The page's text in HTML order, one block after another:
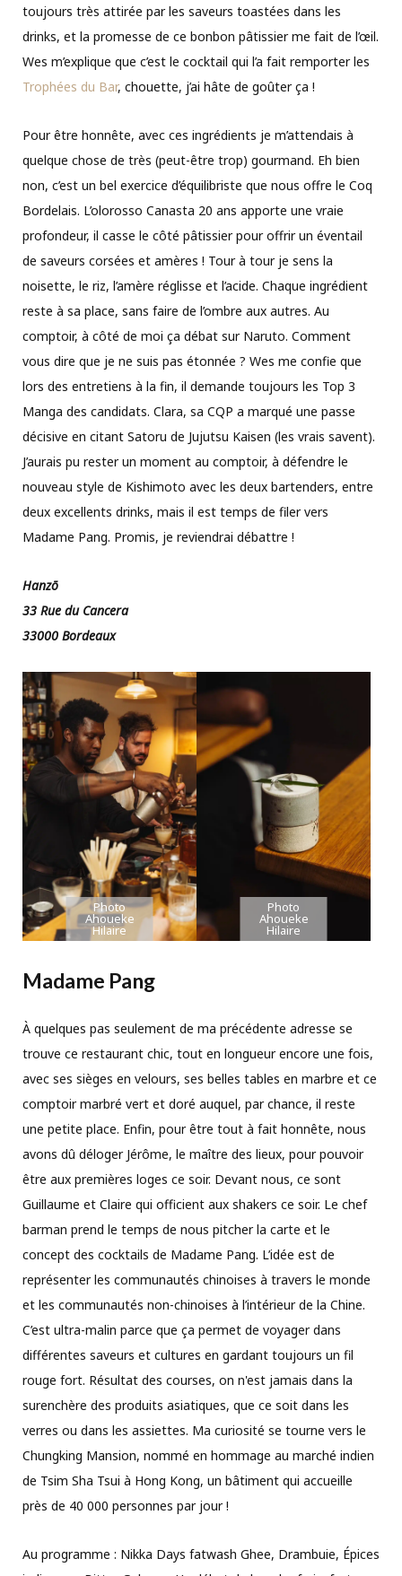
toujours très attirée par les saveurs toastées dans les
drinks, et la promesse de ce bonbon pâtissier me fait de l’œil.
Wes m’explique que c’est le cocktail qui l’a fait remporter les
Trophées du Bar, chouette, j’ai hâte de goûter ça !
Pour être honnête, avec ces ingrédients je m’attendais à
quelque chose de très (peut-être trop) gourmand. Eh bien
non, c’est un bel exercice d’équilibriste que nous offre le Coq
Bordelais. L’olorosso Canasta 20 ans apporte une vraie
profondeur, il casse le côté pâtissier pour offrir un éventail
de saveurs corsées et amères ! Tour à tour je sens la
noisette, le riz, l’amère réglisse et l’acide. Chaque ingrédient
reste à sa place, sans faire de l’ombre aux autres. Au
comptoir, à côté de moi ça débat sur Naruto. Comment
vous dire que je ne suis pas étonnée ? Wes me confie que
lors des entretiens à la fin, il demande toujours les Top 3
Manga des candidats. Clara, sa CQP a marqué une passe
décisive en citant Satoru de Jujutsu Kaisen (les vrais savent).
J’aurais pu rester un moment au comptoir, à défendre le
nouveau style de Kishimoto avec les deux bartenders, entre
deux excellents drinks, mais il est temps de filer vers
Madame Pang. Promis, je reviendrai débattre !
Hanzō
33 Rue du Cancera
33000 Bordeaux
Photo
Ahoueke
Hilaire
Photo
Ahoueke
Hilaire
Madame Pang
À quelques pas seulement de ma précédente adresse se
trouve ce restaurant chic, tout en longueur encore une fois,
avec ses sièges en velours, ses belles tables en marbre et ce
comptoir marbré vert et doré auquel, par chance, il reste
une petite place. Enfin, pour être tout à fait honnête, nous
avons dû déloger Jérôme, le maître des lieux, pour pouvoir
être aux premières loges ce soir. Devant nous, ce sont
Guillaume et Claire qui officient aux shakers ce soir. Le chef
barman prend le temps de nous pitcher la carte et le
concept des cocktails de Madame Pang. L’idée est de
représenter les communautés chinoises à travers le monde
et les communautés non-chinoises à l’intérieur de la Chine.
C’est ultra-malin parce que ça permet de voyager dans
différentes saveurs et cultures en gardant toujours un fil
rouge fort. Résultat des courses, on n'est jamais dans la
surenchère des produits asiatiques, que ce soit dans les
verres ou dans les assiettes. Ma curiosité se tourne vers le
Chungking Mansion, nommé en hommage au marché indien
de Tsim Sha Tsui à Hong Kong, un bâtiment qui accueille
près de 40 000 personnes par jour !
Au programme : Nikka Days fatwash Ghee, Drambuie, Épices